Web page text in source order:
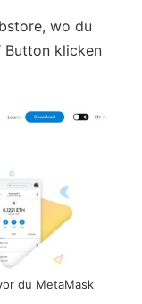
wo du
Button klicken
du MetaMask